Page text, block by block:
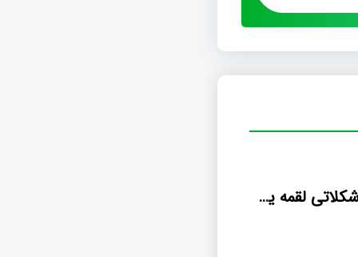
قیمت پشمک شکلاتی لقمه یک کیلویی